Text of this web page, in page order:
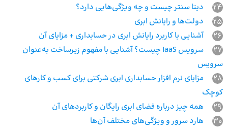
24
دیتا سنتر چیست و چه ویژگی‌هایی دارد؟
25
دولت‌ها و رایانش ابری
26
آشنایی با کاربرد رایانش ابری در حسابداری + مزایای آن
27
سرویس IaaS چیست؟ آشنایی با مفهوم زیرساخت به‌عنوان
سرویس
28
مزایای نرم افزار حسابداری ابری شرکتی برای کسب و کارهای
کوچک
29
همه چیز درباره فضای ابری رایگان و کاربردهای آن
30
هارد سرور و ویژگی‌های مختلف آن‌ها